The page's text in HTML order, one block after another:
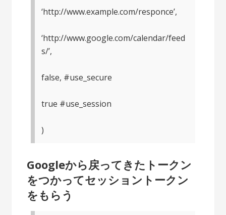
‘http://www.example.com/responce’,
‘http://www.google.com/calendar/feed
s/’,
false, #use_secure
true #use_session
)
Googleから戻ってきたトークン
をつかってセッショントークン
をもらう